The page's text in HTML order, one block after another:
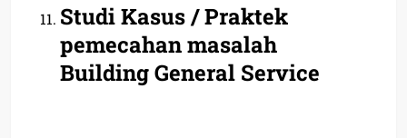
Studi Kasus / Praktek
pemecahan masalah
Building General Service